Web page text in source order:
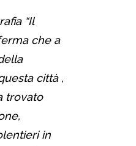
“Il
che a
città ,
trovato
in